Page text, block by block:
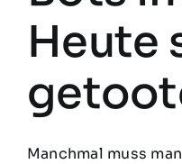
Heute
Manchmal muss